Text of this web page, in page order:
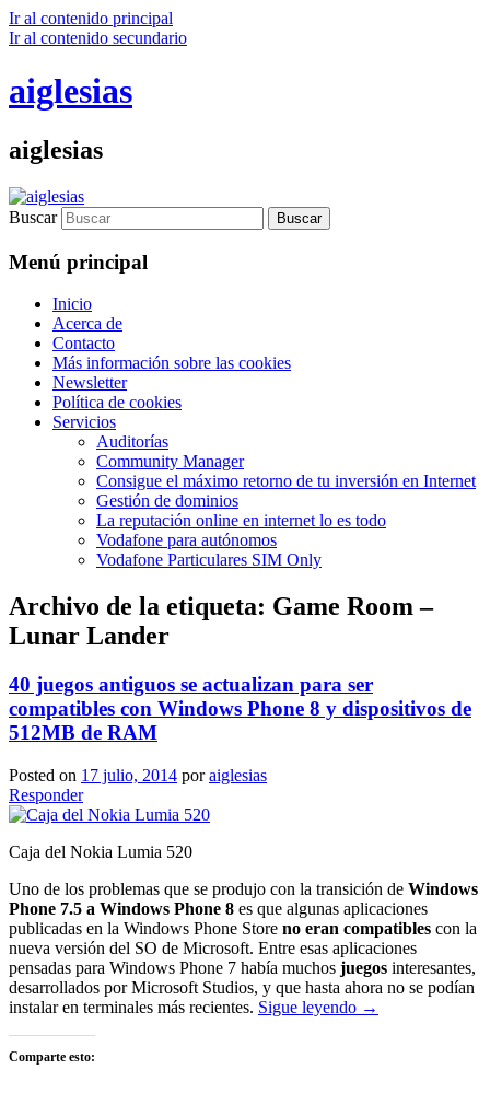
Ir al contenido principal
Ir al contenido secundario
aiglesias
aiglesias
Buscar
Menú principal
Inicio
Acerca de
Contacto
Más información sobre las cookies
Newsletter
Política de cookies
Servicios
Auditorías
Community Manager
Consigue el máximo retorno de tu inversión en Internet
Gestión de dominios
La reputación online en internet lo es todo
Vodafone para autónomos
Vodafone Particulares SIM Only
Archivo de la etiqueta: Game Room –
Lunar Lander
40 juegos antiguos se actualizan para ser
compatibles con Windows Phone 8 y dispositivos de
512MB de RAM
Posted on 17 julio, 2014 poraiglesias
Responder
Caja del Nokia Lumia 520
Uno de los problemas que se produjo con la transición de Windows
Phone 7.5 a Windows Phone 8 es que algunas aplicaciones
publicadas en la Windows Phone Store no eran compatibles con la
nueva versión del SO de Microsoft. Entre esas aplicaciones
pensadas para Windows Phone 7 había muchos juegos interesantes,
desarrollados por Microsoft Studios, y que hasta ahora no se podían
instalar en terminales más recientes. Sigue leyendo →
Comparte esto: